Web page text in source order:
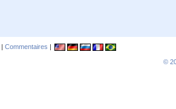
| Commentaires |
©